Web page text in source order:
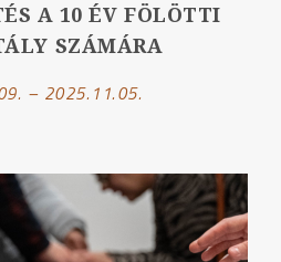
A 10 ÉV FÖLÖTTI
SZÁMÁRA
– 2025.11.05.